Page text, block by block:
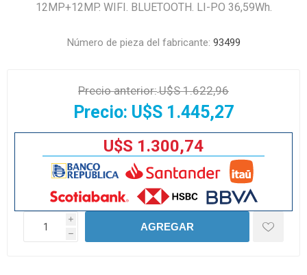
12MP+12MP. WIFI. BLUETOOTH. LI-PO 36,59Wh.
Número de pieza del fabricante: 93499
Precio anterior:U$S 1.622,96
Precio: U$S 1.445,27
U$S 1.300,74
i
h
AGREGAR